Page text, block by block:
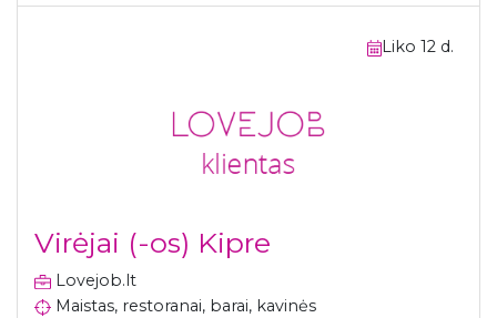
Liko 12 d.
Virėjai (-os) Kipre
Lovejob.lt
Maistas, restoranai, barai, kavinės